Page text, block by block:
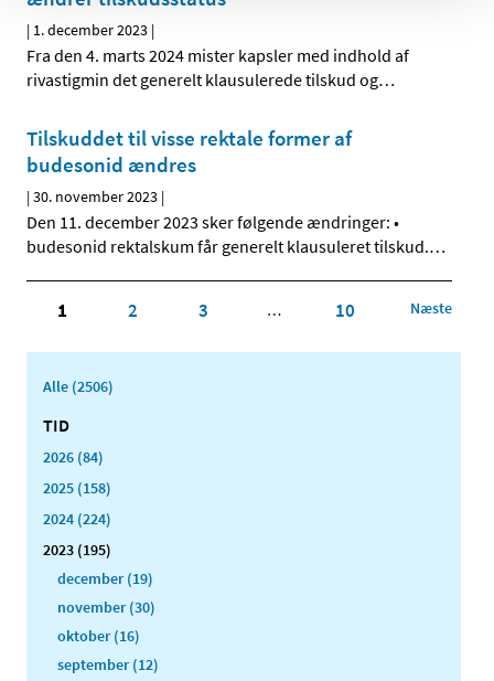
| 1. december 2023 |
Fra den 4. marts 2024 mister kapsler med indhold af
rivastigmin det generelt klausulerede tilskud og…
Tilskuddet til visse rektale former af
budesonid ændres
|30. november 2023 |
Den 11. december 2023 sker følgende ændringer: •
budesonid rektalskum får generelt klausuleret tilskud.…
1 2 3 … 10 Næste
Alle (2506)
TID
2026 (84)
2025 (158)
2024 (224)
2023 (195)
december (19)
november (30)
oktober (16)
september (12)